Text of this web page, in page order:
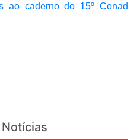
ao caderno do 15º Conad